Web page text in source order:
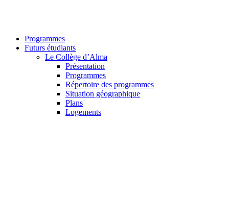
Programmes
Futurs étudiants
Le Collège d’Alma
Présentation
Programmes
Répertoire des programmes
Situation géographique
Plans
Logements